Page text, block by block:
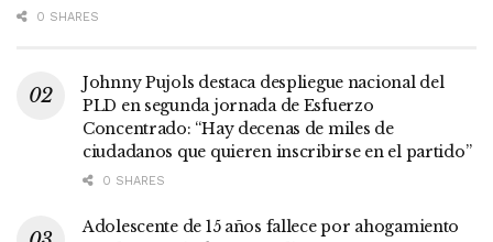
0 SHARES
Johnny Pujols destaca despliegue nacional del
PLD en segunda jornada de Esfuerzo
Concentrado: “Hay decenas de miles de
ciudadanos que quieren inscribirse en el partido”
0 SHARES
Adolescente de 15 años fallece por ahogamiento